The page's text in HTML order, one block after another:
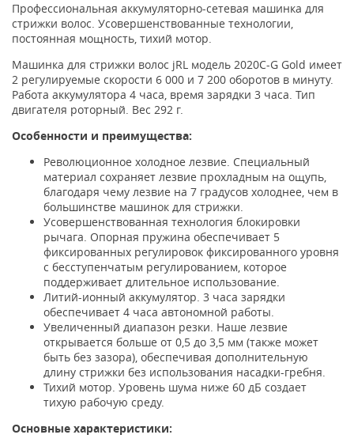
Профессиональная аккумуляторно-сетевая машинка для
стрижки волос. Усовершенствованные технологии,
постоянная мощность, тихий мотор.
Машинка для стрижки волос jRL модель 2020C-G Gold имеет
2 регулируемые скорости 6 000 и 7 200 оборотов в минуту.
Работа аккумулятора 4 часа, время зарядки 3 часа. Тип
двигателя роторный. Вес 292 г.
Особенности и преимущества:
Революционное холодное лезвие. Специальный
материал сохраняет лезвие прохладным на ощупь,
благодаря чему лезвие на 7 градусов холоднее, чем в
большинстве машинок для стрижки.
Усовершенствованная технология блокировки
рычага. Опорная пружина обеспечивает 5
фиксированных регулировок фиксированного уровня
с бесступенчатым регулированием, которое
поддерживает длительное использование.
Литий-ионный аккумулятор. 3 часа зарядки
обеспечивает 4 часа автономной работы.
Увеличенный диапазон резки. Наше лезвие
открывается больше от 0,5 до 3,5 мм (также может
быть без зазора), обеспечивая дополнительную
длину стрижки без использования насадки-гребня.
Тихий мотор. Уровень шума ниже 60 дБ создает
тихую рабочую среду.
Основные характеристики: